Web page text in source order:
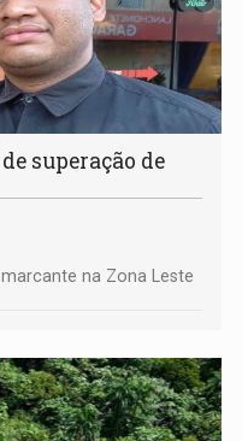
superação de
na Zona Leste